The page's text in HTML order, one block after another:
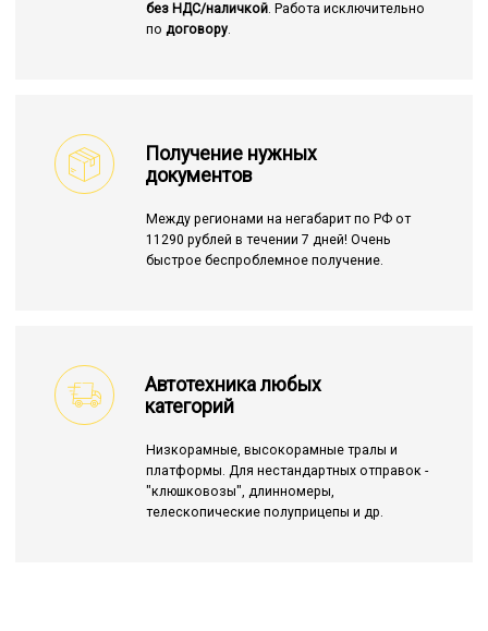
без НДС/наличкой. Работа исключительно
по договору.
Получение нужных
документов
Между регионами на негабарит по РФ от
11290 рублей в течении 7 дней! Очень
быстрое беспроблемное получение.
Автотехника любых
категорий
Низкорамные, высокорамные тралы и
платформы. Для нестандартных отправок -
"клюшковозы", длинномеры,
телескопические полуприцепы и др.